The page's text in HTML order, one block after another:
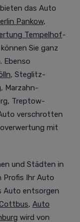
das Auto
Pankow,
Tempelhof-
können Sie ganz
Ebenso
, Steglitz-
, Marzahn-
Treptow-
verschrotten
mit
und Städten in
Profis Ihr Auto
Auto entsorgen
, Auto
wird von